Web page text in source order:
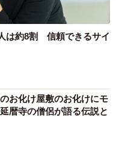
点は？
難しいという点。一緒
』などの抵抗にあいま
れたという妄想が出
。また過去に契約した
容を突き止めるのが複
私には私の生活もあ
銭管理に割くことがで
は約8割 信頼できるサイ
お化け屋敷のお化けにモ
暦寺の僧侶が語る伝説と